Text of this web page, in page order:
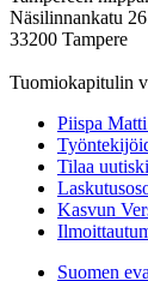
Näsilinnankatu
33200 Tampere
Tuomiokapitulin
Piispa
Tilaa
Kasvun
Suomen